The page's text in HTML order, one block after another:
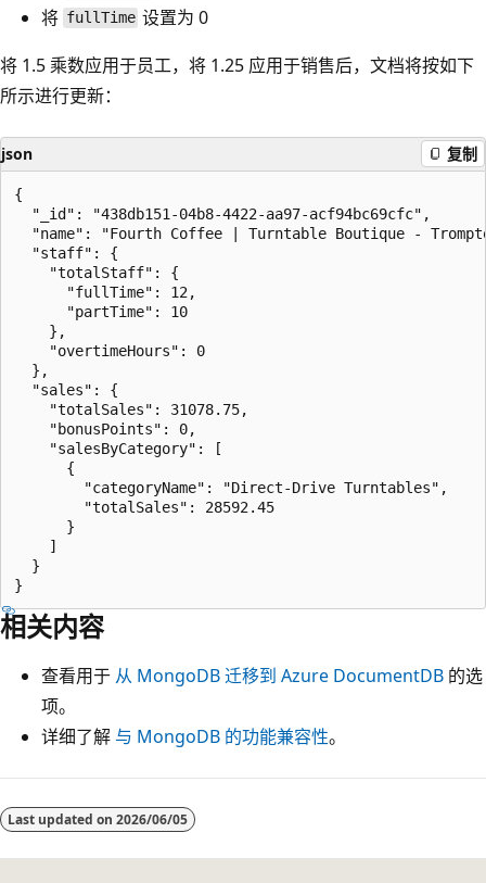
将 fullTime 设置为 0
将 1.5 乘数应用于员工，将 1.25 应用于销售后，文档将按如下
所示进行更新：
json 复制
{
  "_id": "438db151-04b8-4422-aa97-acf94bc69cfc",
"name": "Fourth Coffee | Turntable Boutique -
  "staff": {
    "totalStaff": {
      "fullTime": 12,
      "partTime": 10
    },
    "overtimeHours": 0
  },
  "sales": {
    "totalSales": 31078.75,
    "bonusPoints": 0,
    "salesByCategory": [
      {
        "categoryName": "Direct-Drive Turntables",
        "totalSales": 28592.45
      }
    ]
  }
相关内容
查看用于 从 MongoDB 迁移到 Azure DocumentDB 的选
项。
详细了解 与 MongoDB 的功能兼容性。
Last updated on 2026/06/05